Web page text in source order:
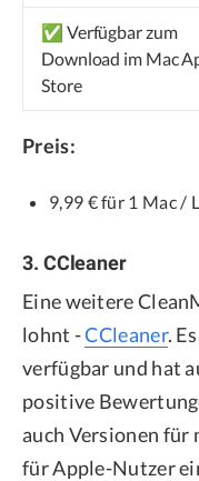
✅ Verfügbar zum
Download im Mac
Store
Preis:
9,99 € für 1 Mac /
3. CCleaner
Eine weitere
lohnt -CCleaner.
verfügbar und hat
positive
auch Versionen für
für Apple-Nutzer